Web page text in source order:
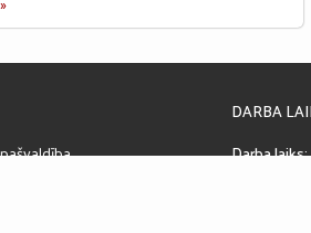
DARBA
Darba laiks: